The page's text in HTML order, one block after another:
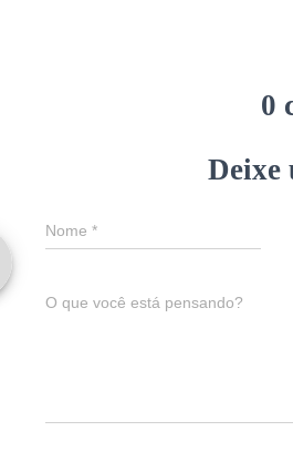
0
Deixe
Nome *
O que você está pensando?